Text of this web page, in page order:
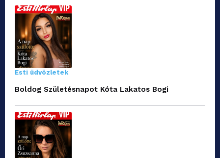
Esti üdvözletek
Boldog Születésnapot Kóta Lakatos Bogi